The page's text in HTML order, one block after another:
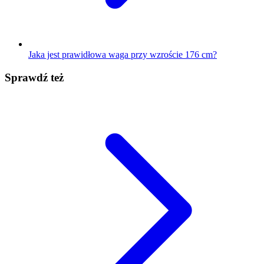
Jaka jest prawidłowa waga przy wzroście 176 cm?
Sprawdź też